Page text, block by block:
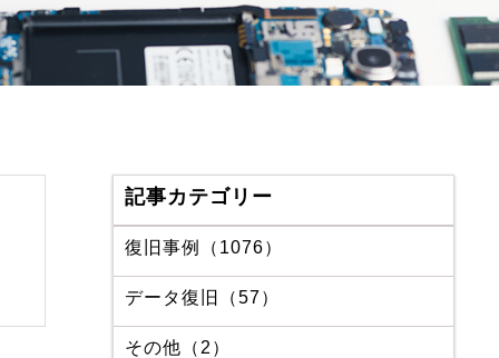
記事カテゴリー
復旧事例（1076）
データ復旧（57）
その他（2）